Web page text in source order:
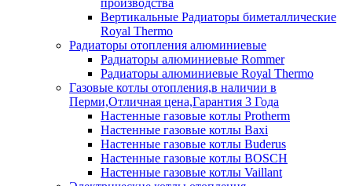
Вертикальные Радиаторы биметаллические
Royal Thermo
Радиаторы отопления алюминиевые
Радиаторы алюминиевые Rommer
Радиаторы алюминиевые Royal Thermo
Газовые котлы отопления,в наличии в
Перми,Отличная цена,Гарантия 3 Года
Настенные газовые котлы Protherm
Настенные газовые котлы Baxi
Настенные газовые котлы Buderus
Настенные газовые котлы BOSCH
Настенные газовые котлы Vaillant